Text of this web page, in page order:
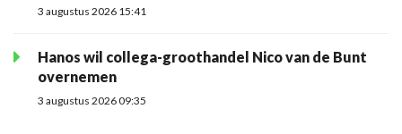
3 augustus 2026 15:41
Hanos wil collega-groothandel Nico van de Bunt
overnemen
3 augustus 2026 09:35